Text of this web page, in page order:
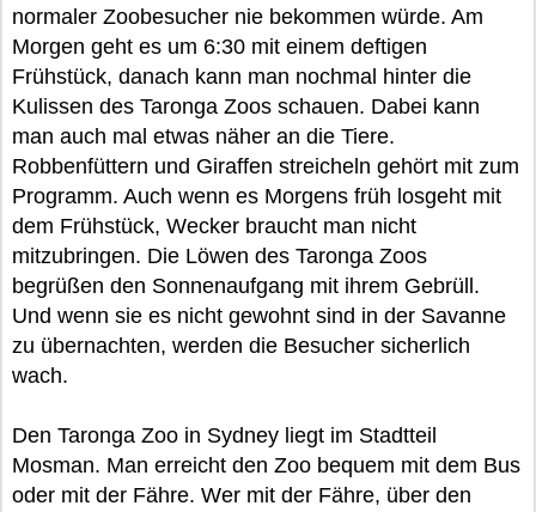
normaler Zoobesucher nie bekommen würde. Am
Morgen geht es um 6:30 mit einem deftigen
Frühstück, danach kann man nochmal hinter die
Kulissen des Taronga Zoos schauen. Dabei kann
man auch mal etwas näher an die Tiere.
Robbenfüttern und Giraffen streicheln gehört mit zum
Programm. Auch wenn es Morgens früh losgeht mit
dem Frühstück, Wecker braucht man nicht
mitzubringen. Die Löwen des Taronga Zoos
begrüßen den Sonnenaufgang mit ihrem Gebrüll.
Und wenn sie es nicht gewohnt sind in der Savanne
zu übernachten, werden die Besucher sicherlich
wach.
Den Taronga Zoo in Sydney liegt im Stadtteil
Mosman. Man erreicht den Zoo bequem mit dem Bus
oder mit der Fähre. Wer mit der Fähre, über den